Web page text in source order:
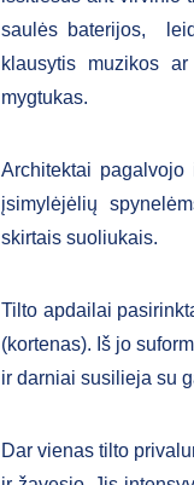
saulės baterijos,
klausytis muzikos
mygtukas.
Architektai
įsimylėjėlių
skirtais suoliukais.
Tilto apdailai
(kortenas). Iš jo
ir darniai susilieja su
Dar vienas tilto